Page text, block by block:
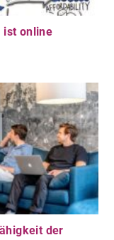
ist online
der